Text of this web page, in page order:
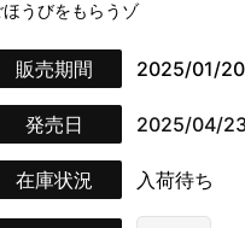
ほうびをもらうゾ
販売期間 2025/01/
発売日 2025/04/
在庫状況 入荷待ち